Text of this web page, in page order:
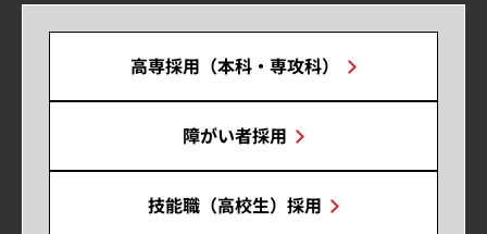
高専採用（本科・専攻科）
障がい者採用
技能職（高校生）採用